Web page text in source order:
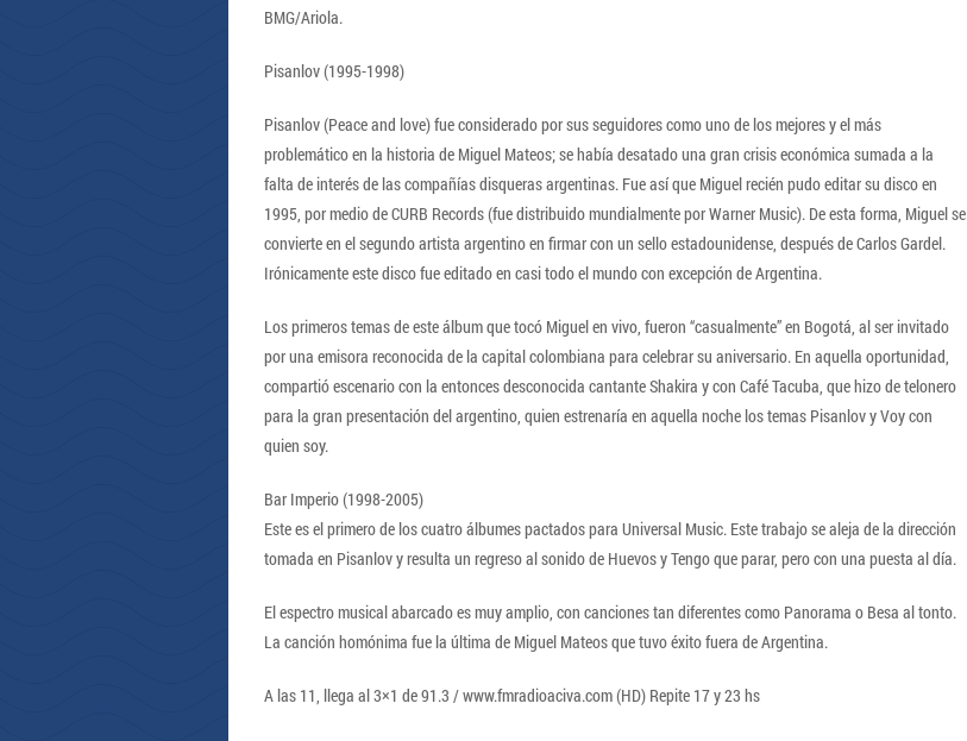
BMG/Ariola.
Pisanlov (1995-1998)
Pisanlov (Peace and love) fue considerado por sus seguidores como uno de los mejores y el más
problemático en la historia de Miguel Mateos; se había desatado una gran crisis económica sumada a la
falta de interés de las compañías disqueras argentinas. Fue así que Miguel recién pudo editar su disco en
1995, por medio de CURB Records (fue distribuido mundialmente por Warner Music). De esta forma, Miguel se
convierte en el segundo artista argentino en firmar con un sello estadounidense, después de Carlos Gardel.
Irónicamente este disco fue editado en casi todo el mundo con excepción de Argentina.
Los primeros temas de este álbum que tocó Miguel en vivo, fueron “casualmente” en Bogotá, al ser invitado
por una emisora reconocida de la capital colombiana para celebrar su aniversario. En aquella oportunidad,
compartió escenario con la entonces desconocida cantante Shakira y con Café Tacuba, que hizo de telonero
para la gran presentación del argentino, quien estrenaría en aquella noche los temas Pisanlov y Voy con
quien soy.
Bar Imperio (1998-2005)
Este es el primero de los cuatro álbumes pactados para Universal Music. Este trabajo se aleja de la dirección
tomada en Pisanlov y resulta un regreso al sonido de Huevos y Tengo que parar, pero con una puesta al día.
El espectro musical abarcado es muy amplio, con canciones tan diferentes como Panorama o Besa al tonto.
La canción homónima fue la última de Miguel Mateos que tuvo éxito fuera de Argentina.
A las 11, llega al 3×1 de 91.3 / www.fmradioaciva.com (HD) Repite 17 y 23 hs